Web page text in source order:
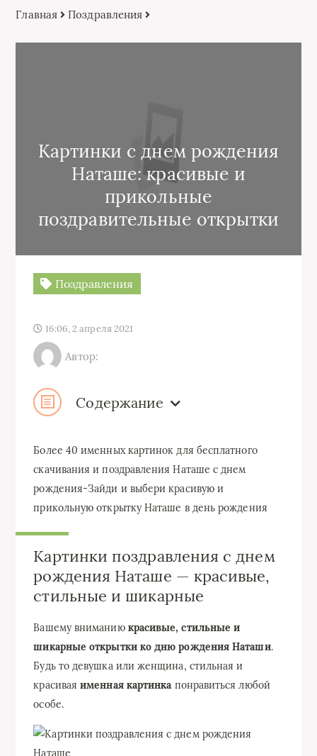
Главная Поздравления
Картинки с днем рождения
Наташе: красивые и
прикольные
поздравительные открытки
Поздравления
16:06, 2 апреля 2021
Автор:
Содержание
Более 40 именных картинок для бесплатного
скачивания и поздравления Наташе с днем
рождения-Зайди и выбери красивую и
прикольную открытку Наташе в день рождения
Картинки поздравления с днем
рождения Наташе — красивые,
стильные и шикарные
Вашему вниманию красивые, стильные и
шикарные открытки ко дню рождения Наташи.
Будь то девушка или женщина, стильная и
красиваяименная картинка понравиться любой
особе.